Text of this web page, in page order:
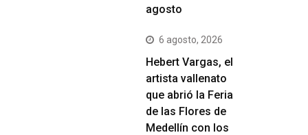
agosto
6 agosto, 2026
Hebert Vargas, el
artista vallenato
que abrió la Feria
de las Flores de
Medellín con los